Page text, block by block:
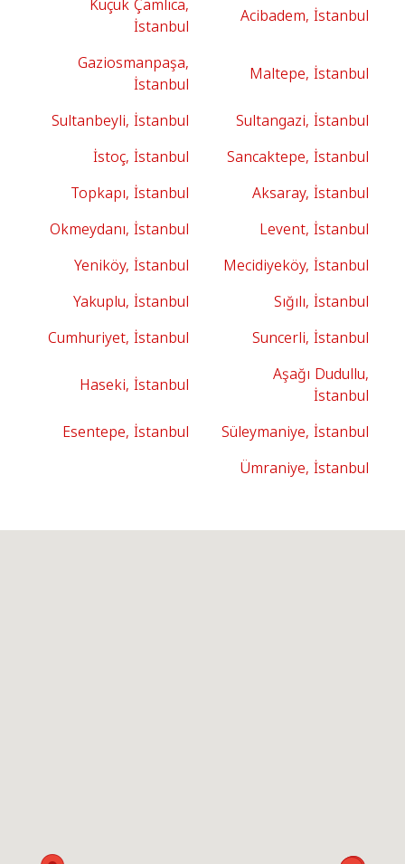
Acibadem, İstanbul
İstanbul
Maltepe, İstanbul
Gaziosmanpaşa,
İstanbul
Sultangazi, İstanbul
Sultanbeyli, İstanbul
Sancaktepe, İstanbul
İstoç, İstanbul
Aksaray, İstanbul
Topkapı, İstanbul
Levent, İstanbul
Okmeydanı, İstanbul
Mecidiyeköy, İstanbul
Yeniköy, İstanbul
Sığılı, İstanbul
Yakuplu, İstanbul
Suncerli, İstanbul
Cumhuriyet, İstanbul
Aşağı Dudullu,
İstanbul
Haseki, İstanbul
Süleymaniye, İstanbul
Esentepe, İstanbul
Ümraniye, İstanbul